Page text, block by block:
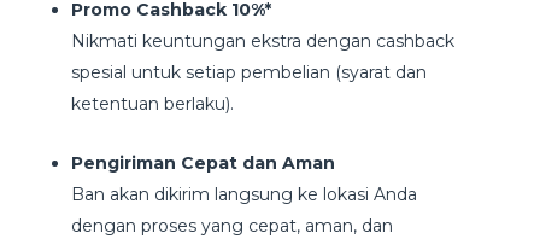
Promo Cashback 10%*
Nikmati keuntungan ekstra dengan cashback
spesial untuk setiap pembelian (syarat dan
ketentuan berlaku).
Pengiriman Cepat dan Aman
Ban akan dikirim langsung ke lokasi Anda
dengan proses yang cepat, aman, dan